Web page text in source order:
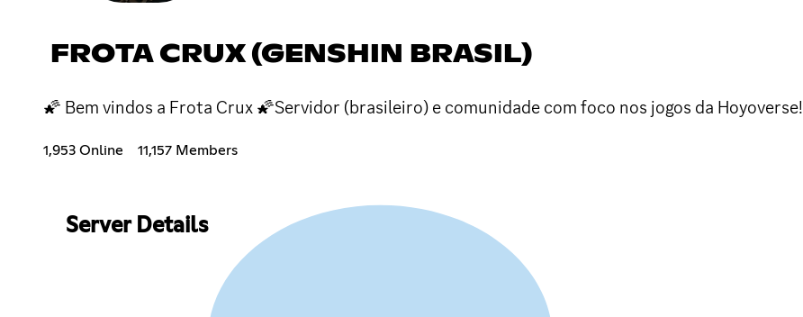
FROTA CRUX (GENSHIN BRASIL)
🌠 Bem vindos a Frota Crux 🌠Servidor (brasileiro) e comunidade com foco nos jogos da Hoyoverse!
1,953 Online 11,157 Members
Server Details